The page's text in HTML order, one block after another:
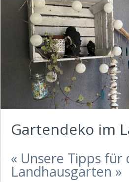
Gartendeko im
« Unsere Tipps für
Landhausgarten »